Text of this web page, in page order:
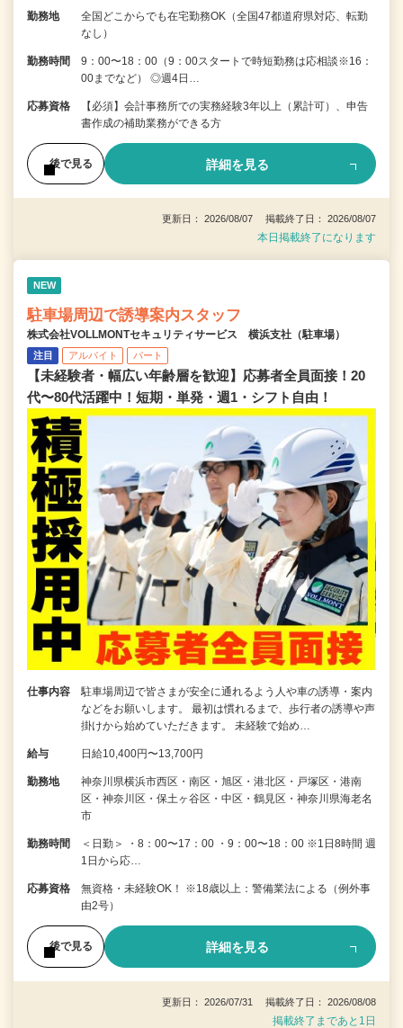
勤務地
全国どこからでも在宅勤務OK（全国47都道府県対応、転勤
なし）
勤務時間
9：00〜18：00（9：00スタートで時短勤務は応相談※16：
00までなど） ◎週4日…
応募資格
【必須】会計事務所での実務経験3年以上（累計可）、申告
書作成の補助業務ができる方
後で見る 詳細を見る
更新日： 2026/08/07 掲載終了日： 2026/08/07
本日掲載終了になります
NEW
駐車場周辺で誘導案内スタッフ
株式会社VOLLMONTセキュリティサービス 横浜支社（駐車場）
注目 アルバイト パート
【未経験者・幅広い年齢層を歓迎】応募者全員面接！20
代〜80代活躍中！短期・単発・週1・シフト自由！
仕事内容
駐車場周辺で皆さまが安全に通れるよう人や車の誘導・案内
などをお願いします。 最初は慣れるまで、歩行者の誘導や声
掛けから始めていただきます。 未経験で始め…
給与 日給10,400円〜13,700円
勤務地
神奈川県横浜市西区・南区・旭区・港北区・戸塚区・港南
区・神奈川区・保土ヶ谷区・中区・鶴見区・神奈川県海老名
市
勤務時間
＜日勤＞ ・8：00〜17：00 ・9：00〜18：00 ※1日8時間 週
1日から応…
応募資格
無資格・未経験OK！ ※18歳以上：警備業法による（例外事
由2号）
後で見る 詳細を見る
更新日： 2026/07/31 掲載終了日： 2026/08/08
掲載終了まであと1日